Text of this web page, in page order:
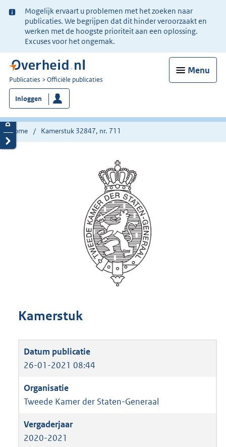
Ter
informatie:
Mogelijk ervaart u problemen met het zoeken naar
publicaties. We begrijpen dat dit hinder veroorzaakt en
werken met de hoogste prioriteit aan een oplossing.
Excuses voor het ongemak.
Menu
U
bent
nu
hier:
Publicaties Officiële publicaties
Inloggen
Home Kamerstuk 32847, nr. 711
Kamerstuk
26-01-2021 08:44
Tweede Kamer der Staten-Generaal
2020-2021